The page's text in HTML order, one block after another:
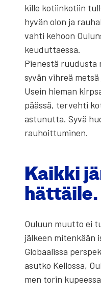
kil­le kotiin­ko­tiin
hyvän olon ja
vah­ti kehoon
keu­dut­taes­sa.
Pie­nes­tä ruu­dus­ta
syvän vih­reä
Usein hie­man
pääs­sä, ter­veh­ti
astu­nut­ta. Syvä
rau­hoit­tu­mi­nen.
Kaik­ki
hät­täi­le.
Ouluun muut­to ei
jäl­keen miten­kään
Glo­baa­lis­sa
asut­ko Kel­los­sa,
men torin